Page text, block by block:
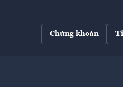
Chứng khoán